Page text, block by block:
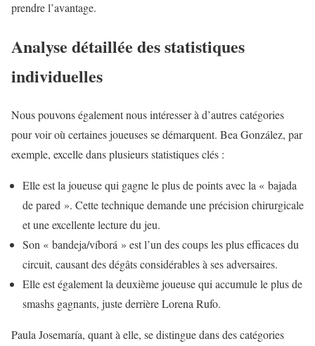
prendre l’avantage.
Analyse détaillée des statistiques
individuelles
Nous pouvons également nous intéresser à d’autres catégories
pour voir où certaines joueuses se démarquent. Bea González, par
exemple, excelle dans plusieurs statistiques clés :
Elle est la joueuse qui gagne le plus de points avec la « bajada
de pared ». Cette technique demande une précision chirurgicale
et une excellente lecture du jeu.
Son « bandeja/víborá » est l’un des coups les plus efficaces du
circuit, causant des dégâts considérables à ses adversaires.
Elle est également la deuxième joueuse qui accumule le plus de
smashs gagnants, juste derrière Lorena Rufo.
Paula Josemaría, quant à elle, se distingue dans des catégories